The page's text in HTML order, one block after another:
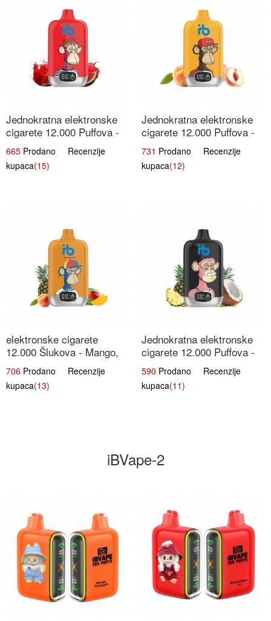
Jednokratna elektronske
cigarete 12.000 Puffova -
Lubenica Sladoled | Ljetna
Desertna Aroma
665 Prodano Recenzije
kupaca(15)
Jednokratna elektronske
cigarete 12.000 Puffova -
Breskva i Voćni Sok |
Osježavajuća Voćna
Mješavina
731 Prodano Recenzije
kupaca(12)
elektronske cigarete
12.000 Šlukova - Mango,
Ananas, Breskva | Tropska
Voćna Mješavina
706 Prodano Recenzije
kupaca(13)
Jednokratna elektronske
cigarete 12.000 Puffova -
Ananas i Kokos Sladoled |
Tropski Desert
590 Prodano Recenzije
kupaca(11)
iBVape-2